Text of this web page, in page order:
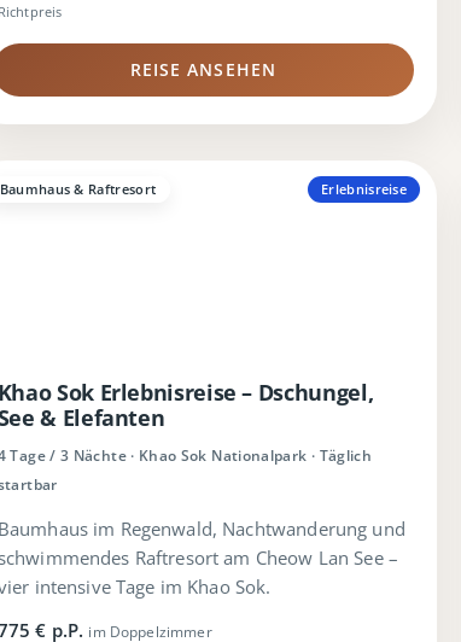
Richtpreis
REISE ANSEHEN
Baumhaus & Raftresort Erlebnisreise
Khao Sok Erlebnisreise – Dschungel,
& Elefanten
Tage / 3 Nächte · Khao Sok Nationalpark · Täglich
Baumhaus im Regenwald, Nachtwanderung und
Raftresort am Cheow Lan See –
intensive Tage im Khao Sok.
€ p.P. im Doppelzimmer